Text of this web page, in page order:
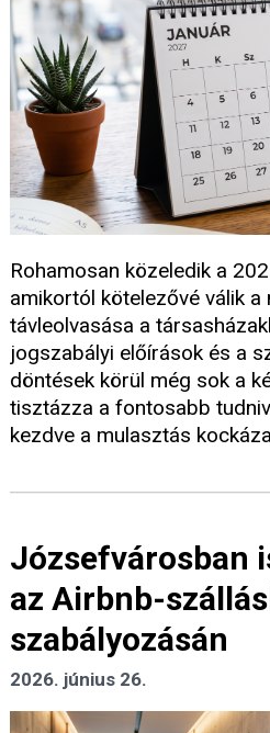
Rohamosan közeledik a
amikortól kötelezővé válik
távleolvasása a
jogszabályi előírások és a
döntések körül még sok a
tisztázza a fontosabb
kezdve a mulasztás
Józsefvárosban
az Airbnb-
szabályozásán
2026. június 26.